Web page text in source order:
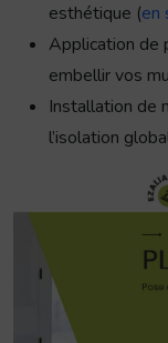
esthétique (en
Application de
embellir vos
Installation de
l’isolation